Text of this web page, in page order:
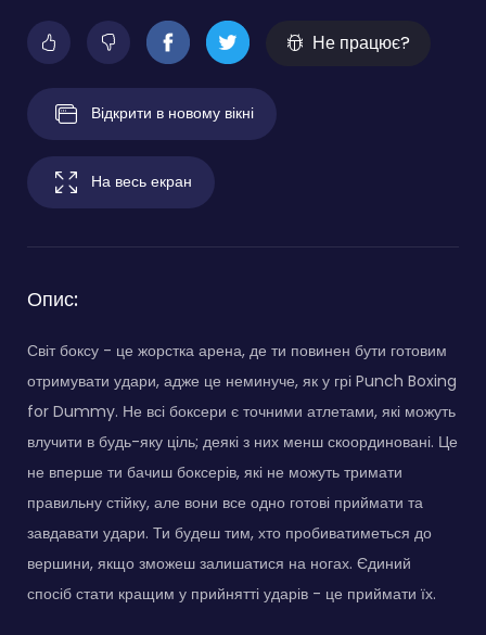
Не працює?
Відкрити в новому вікні
На весь екран
Опис:
Світ боксу - це жорстка арена, де ти повинен бути готовим
отримувати удари, адже це неминуче, як у грі Punch Boxing
for Dummy. Не всі боксери є точними атлетами, які можуть
влучити в будь-яку ціль; деякі з них менш скоординовані. Це
не вперше ти бачиш боксерів, які не можуть тримати
правильну стійку, але вони все одно готові приймати та
завдавати удари. Ти будеш тим, хто пробиватиметься до
вершини, якщо зможеш залишатися на ногах. Єдиний
спосіб стати кращим у прийнятті ударів - це приймати їх.